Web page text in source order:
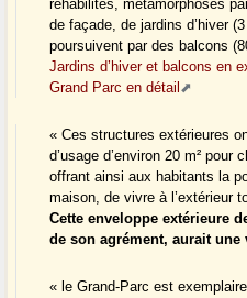
réhabilités, métamorphosés
de façade, de jardins d’hiver
poursuivent par des balcons
Jardins d’hiver et balcons en
Grand Parc en détail
« Ces structures extérieures
d’usage d’environ 20 m² pour
offrant ainsi aux habitants la
maison, de vivre à l’extérieur
Cette enveloppe extérieure
de son agrément, aurait une
« le Grand-Parc est